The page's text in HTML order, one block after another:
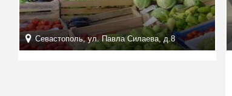
Севастополь, ул. Павла Силаева, д.8